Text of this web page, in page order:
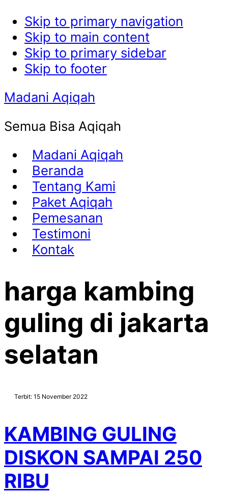
Skip to primary navigation
Skip to main content
Skip to primary sidebar
Skip to footer
Madani Aqiqah
Semua Bisa Aqiqah
Madani Aqiqah
Beranda
Tentang Kami
Paket Aqiqah
Pemesanan
Testimoni
Kontak
harga kambing
guling di jakarta
selatan
Terbit: 15 November 2022
KAMBING GULING
DISKON SAMPAI 250
RIBU